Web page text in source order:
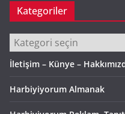
Kategoriler
Kategoriler
İletişim – Künye –
Harbiyiyorum Almanak